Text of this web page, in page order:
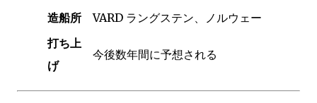
造船所
VARD ラングステン、ノルウェー
打ち上
げ
今後数年間に予想される